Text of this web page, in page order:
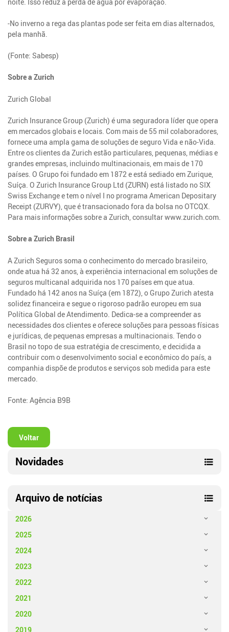
-No inverno a rega das plantas pode ser feita em dias alternados,
pela manhã.
(Fonte: Sabesp)
Sobre a Zurich
Zurich Global
Zurich Insurance Group (Zurich) é uma seguradora líder que opera
em mercados globais e locais. Com mais de 55 mil colaboradores,
fornece uma ampla gama de soluções de seguro Vida e não-Vida.
Entre os clientes da Zurich estão particulares, pequenas, médias e
grandes empresas, incluindo multinacionais, em mais de 170
países. O Grupo foi fundado em 1872 e está sediado em Zurique,
Suíça. O Zurich Insurance Group Ltd (ZURN) está listado no SIX
Swiss Exchange e tem o nível I no programa American Depositary
Receipt (ZURVY), que é transacionado fora da bolsa no OTCQX.
Para mais informações sobre a Zurich, consultar www.zurich.com.
Sobre a Zurich Brasil
A Zurich Seguros soma o conhecimento do mercado brasileiro,
onde atua há 32 anos, à experiência internacional em soluções de
seguros multicanal adquirida nos 170 países em que atua.
Fundado há 142 anos na Suíça (em 1872), o Grupo Zurich atesta
solidez financeira e segue o rigoroso padrão europeu em sua
Política Global de Atendimento. Dedica-se a compreender as
necessidades dos clientes e oferece soluções para pessoas físicas
e jurídicas, de pequenas empresas a multinacionais. Tendo o
Brasil no topo de sua estratégia de crescimento, e decidida a
contribuir com o desenvolvimento social e econômico do país, a
companhia dispõe de produtos e serviços sob medida para este
mercado.
Fonte: Agência B9B
Voltar
Novidades
Arquivo de notícias
2026
2025
2024
2023
2022
2021
2020
2019